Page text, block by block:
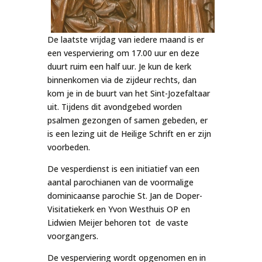
De laatste vrijdag van iedere maand is er
een vesperviering om 17.00 uur en deze
duurt ruim een half uur. Je kun de kerk
binnenkomen via de zijdeur rechts, dan
kom je in de buurt van het Sint-Jozefaltaar
uit. Tijdens dit avondgebed worden
psalmen gezongen of samen gebeden, er
is een lezing uit de Heilige Schrift en er zijn
voorbeden.
De vesperdienst is een initiatief van een
aantal parochianen van de voormalige
dominicaanse parochie St. Jan de Doper-
Visitatiekerk en Yvon Westhuis OP en
Lidwien Meijer behoren tot de vaste
voorgangers.
De vesperviering wordt opgenomen en in